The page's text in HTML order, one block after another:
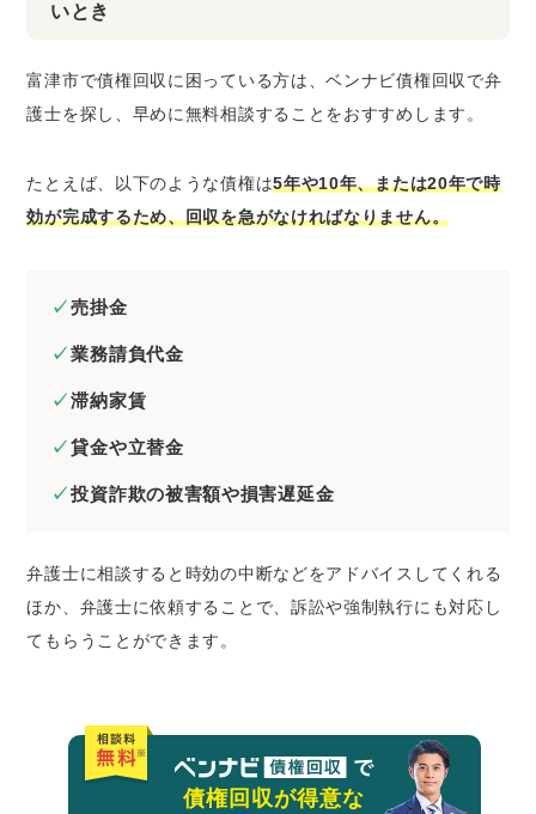
いとき
富津市で債権回収に困っている方は、ベンナビ債権回収で弁
護士を探し、早めに無料相談することをおすすめします。
たとえば、以下のような債権は5年や10年、または20年で時
効が完成するため、回収を急がなければなりません。
売掛金
業務請負代金
滞納家賃
貸金や立替金
投資詐欺の被害額や損害遅延金
弁護士に相談すると時効の中断などをアドバイスしてくれる
ほか、弁護士に依頼することで、訴訟や強制執行にも対応し
てもらうことができます。
債権回収が得意な